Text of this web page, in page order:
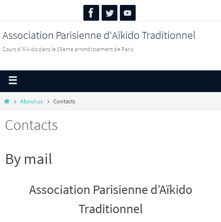
Association Parisienne d'Aïkido Traditionnel
Cours d'Aïkido dans le 15ème arrondissement de Paris
About us Contacts
Contacts
By mail
Association Parisienne d’Aïkido
Traditionnel